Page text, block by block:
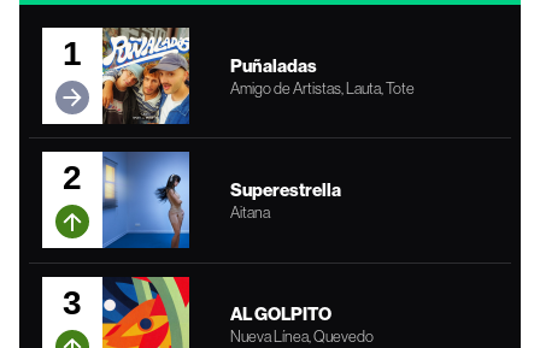
1 Puñaladas
Amigo de Artistas, Lauta, Tote
2 Superestrella
Aitana
3 AL GOLPITO
Nueva Línea, Quevedo